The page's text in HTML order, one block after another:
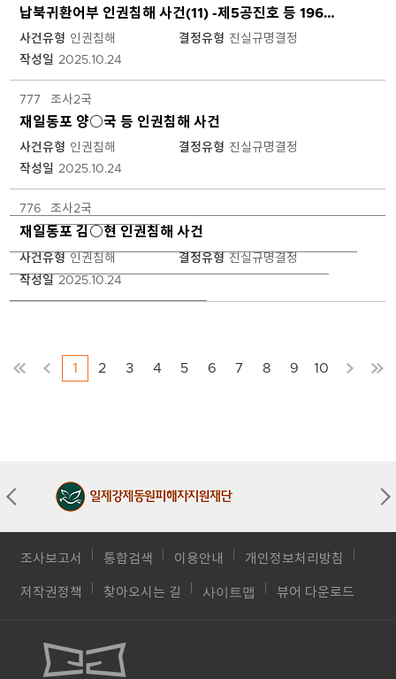
되
며,
제
클
시
상
세
이
이
동
납북귀환어부 인권침해 사건(11) -제5공진호 등 1968. 10. 31.~11. 1. 서해 귀환-
사건유형 인권침해 결정유형 진실규명결정
작성일 2025.10.24
777 조사2국
재일동포 양○국 등 인권침해 사건
사건유형 인권침해 결정유형 진실규명결정
작성일 2025.10.24
776 조사2국
재일동포 김○현 인권침해 사건
사건유형 인권침해 결정유형 진실규명결정
작성일 2025.10.24
1 2 3 4 5 6 7 8 9 10
조사보고서 통합검색 이용안내 개인정보처리방침
저작권정책 찾아오시는 길 사이트맵 뷰어 다운로드